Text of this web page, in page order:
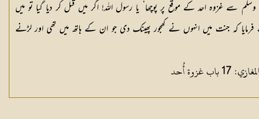
سے غزوہ احد کے موقع پر پوچھا‘ یا رسول اللہ! اگر میں قتل کر دیا گیا تو میں
کہ جنت میں انہوں نے کھجور پھینک دی جو ان کے ہاتھ میں تھی اور لڑنے